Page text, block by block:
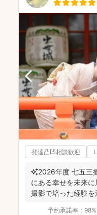
発達凸凹相談歓迎
✨2026年度 七五三撮影 受
にある幸せを未来
撮影で培った経験
予約承諾率： 98%